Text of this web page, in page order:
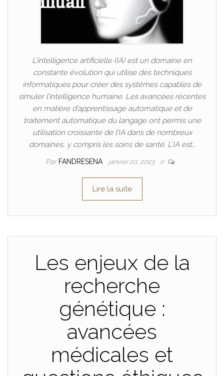
L’intelligence artificielle (IA) est un domaine en
constante évolution qui utilise des techniques
informatiques pour créer des systèmes capables de
simuler l’intelligence humaine. Les avancées récentes
en matière d’apprentissage automatique et de
traitement automatique du langage ont permis une
utilisation croissante de l’IA dans de nombreux
domaines, y compris les soins de santé. L’IA est…
Par FANDRESENA janvier 20, 2023 0
Lire la suite
Les enjeux de la
recherche
génétique :
avancées
médicales et